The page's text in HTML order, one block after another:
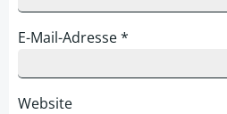
E-Mail-Adresse*
Website